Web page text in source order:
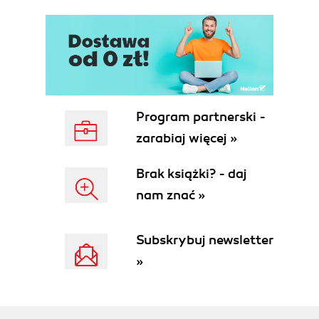
Rozdział 2. Rozpoczynamy pracę w pakiecie Visual
Nasz pierwszy prawdziwy program dla Windows
Elementy składowe programu w Visual C++
Obiekt aplikacji
Obiekt głównego okna
Obiekt widoku
Wyświetlanie komunikatu powitalnego
Analiza obiektu aplikacji
Programowanie zorientowane na zdarzenia
Wyświetlenie komunikatu w widoku
Program partnerski -
zarabiaj więcej »
Brak książki? - daj
nam znać »
Subskrybuj newsletter
»